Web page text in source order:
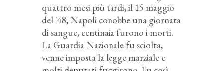
quattro mesi più tardi, il 15 maggio
del '48, Napoli conobbe una giornata
di sangue, centinaia furono i morti.
La Guardia Nazionale fu sciolta,
venne imposta la legge marziale e